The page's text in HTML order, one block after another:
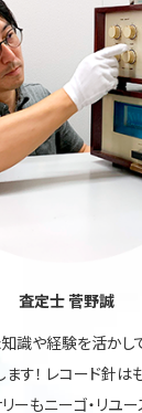
査定士 菅野誠
識や経験を活かし
す！ レコード針は
ーもニーゴ・リユ